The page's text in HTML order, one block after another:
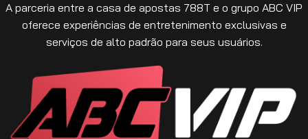
A parceria entre a casa de apostas 788T e o grupo ABC VIP
oferece experiências de entretenimento exclusivas e
serviços de alto padrão para seus usuários.